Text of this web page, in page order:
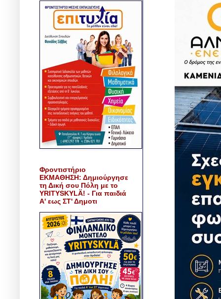
Φροντιστήριο
ΕΚΜΑΘΗΣΗ: Δημιούργησε
τη Δική σου Πόλη με το
YRITYSKYLÄ! - Για παιδιά
Α' εως ΣΤ' Δημοτι